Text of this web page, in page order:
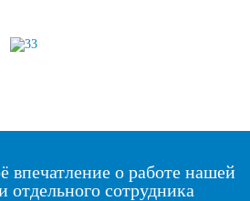
впечатление о работе нашей
отдельного сотрудника